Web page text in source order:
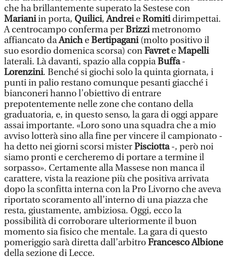
che ha brillantemente superato la Sestese con
Marianiin porta, Quilici,AndreieRomitidirimpettai.
A centrocampo conferma perBrizzimetronomo
affiancato daAnicheBertipagani(molto positivo il
suo esordio domenica scorsa) conFavreteMapelli
laterali. Là davanti, spazio alla coppiaBuffa-
Lorenzini. Benché si giochi solo la quinta giornata, i
punti in palio restano comunque pesanti giacché i
bianconeri hanno l’obiettivo di entrare
prepotentemente nelle zone che contano della
graduatoria, e, in questo senso, la gara di oggi appare
assai importante. «Loro sono una squadra che a mio
avviso lotterà sino alla fine per vincere il campionato -
ha detto nei giorni scorsi misterPisciotta-, però noi
siamo pronti e cercheremo di portare a termine il
sorpasso». Certamente alla Massese non manca il
carattere, vista la reazione più che positiva arrivata
dopo la sconfitta interna con la Pro Livorno che aveva
riportato scoramento all’interno di una piazza che
resta, giustamente, ambiziosa. Oggi, ecco la
possibilità di corroborare ulteriormente il buon
momento sia fisico che mentale. La gara di questo
pomeriggio sarà diretta dall’arbitroFrancesco Albione
della sezione di Lecce.